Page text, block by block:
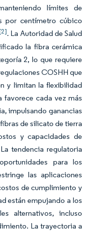
límites de
por centímetro cúbico
. La Autoridad de Salud
la fibra cerámica
2, lo que requiere
COSHH que
y limitan la flexibilidad
favorece cada vez más
impulsando ganancias
de silicato de tierra
y capacidades de
tendencia regulatoria
para los
las aplicaciones
de cumplimiento y
están empujando a los
alternativos, incluso
La trayectoria a